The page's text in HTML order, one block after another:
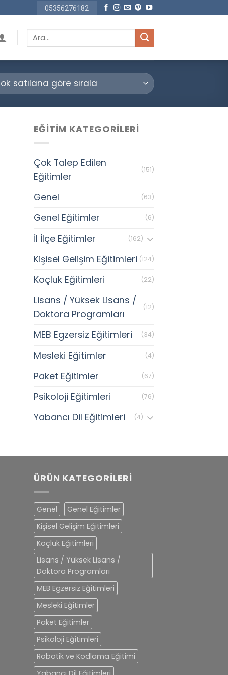
05356276182
Ara:
EĞITIM KATEGORILERI
Çok Talep Edilen
Eğitimler
(151)
Genel (63)
Genel Eğitimler (6)
İl İlçe Eğitimler (162)
Kişisel Gelişim Eğitimleri (124)
Koçluk Eğitimleri (22)
Lisans / Yüksek Lisans /
Doktora Programları
(12)
MEB Egzersiz Eğitimleri (34)
Mesleki Eğitimler (4)
Paket Eğitimler (67)
Psikoloji Eğitimleri (76)
Yabancı Dil Eğitimleri (4)
ÜRÜN KATEGORILERI
Genel
Genel Eğitimler
Kişisel Gelişim Eğitimleri
Koçluk Eğitimleri
Lisans / Yüksek Lisans /
Doktora Programları
MEB Egzersiz Eğitimleri
Mesleki Eğitimler
Paket Eğitimler
Psikoloji Eğitimleri
Robotik ve Kodlama Eğitimi